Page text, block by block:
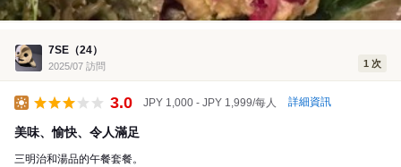
7SE（24）
2025/07 訪問 1 次
3.0 JPY 1,000 - JPY 1,999/每人 詳細資訊
美味、愉快、令人滿足
三明治和湯品的午餐套餐。